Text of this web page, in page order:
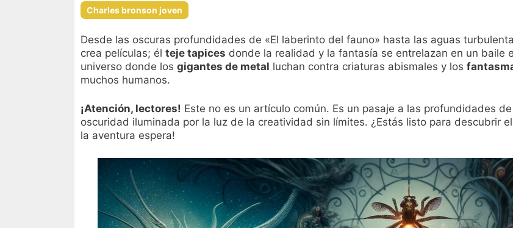
Charles bronson joven
Desde las oscuras profundidades de «El laberinto del fauno» hasta las aguas
crea películas; él teje tapices donde la realidad y la fantasía se entrelazan en un baile
universo donde los gigantes de metal luchan contra criaturas abismales y los
muchos humanos.
¡Atención, lectores! Este no es un artículo común. Es un pasaje a las profundidades
oscuridad iluminada por la luz de la creatividad sin límites. ¿Estás listo para descubrir
la aventura espera!